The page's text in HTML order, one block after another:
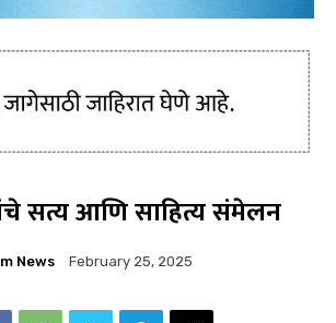
सत्य आणि साहित्य संमेलन
News February 25, 2025